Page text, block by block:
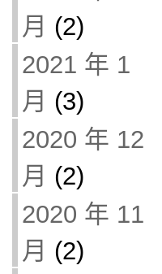
月 (2)
2021 年 1
月 (3)
2020 年 12
月 (2)
2020 年 11
月 (2)